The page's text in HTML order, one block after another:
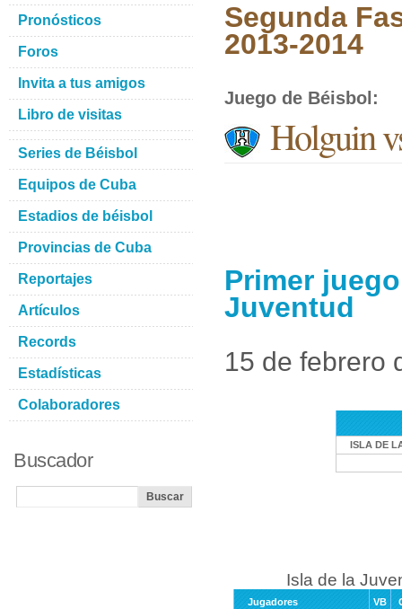
Segunda
2013-2014
Juego de Béisbol :
Holguin
Primer
Juventud
15 de febrero
ISLA DE
Isla de la
Jugadores VB
Pronósticos
Foros
Invita a tus amigos
Libro de visitas
Series de Béisbol
Equipos de Cuba
Estadios de béisbol
Provincias de Cuba
Reportajes
Artículos
Records
Estadísticas
Colaboradores
Buscador